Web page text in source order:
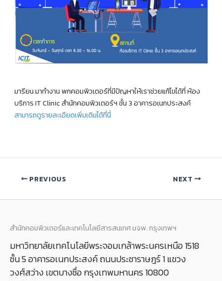
มารียน มาทำงาน พกคอมพิวเตอร์ที่มีปัญหาให้เราช่วยแก้ไขได้ที่ ห้อง
บริการ IT Clinic สำนักคอมพิวเตอร์ฯ ชั้น 3 อาคารอเนกประสงค์
สามารถดูรายละเอียดเพิ่มเติมได้ที่นี่
PREVIOUS NEXT
สำนักคอมพิวเตอร์และเทคโนโลยีสารสนเทศ มจพ. กรุงเทพฯ
มหาวิทยาลัยเทคโนโลยีพระจอมเกล้าพระนครเหนือ 1518
ชั้น 5 อาคารอเนกประสงค์ ถนนประชาราษฎร์ 1 แขวง
วงศ์สว่าง เขตบางซื่อ กรุงเทพมหานคร 10800